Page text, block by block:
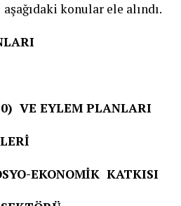
konular ele alındı.
VE EYLEM PLANLARI
EKONOMİK KATKISI